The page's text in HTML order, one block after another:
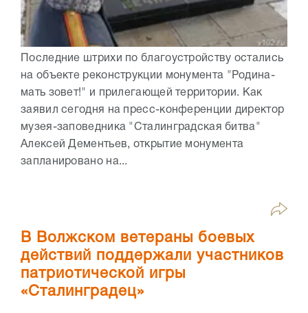
Последние штрихи по благоустройству остались
на объекте реконструкции монумента "Родина-
мать зовет!" и прилегающей территории. Как
заявил сегодня на пресс-конференции директор
музея-заповедника "Сталинградская битва"
Алексей Дементьев, открытие монумента
запланировано на...
В Волжском ветераны боевых
действий поддержали участников
патриотической игры
«Сталинградец»